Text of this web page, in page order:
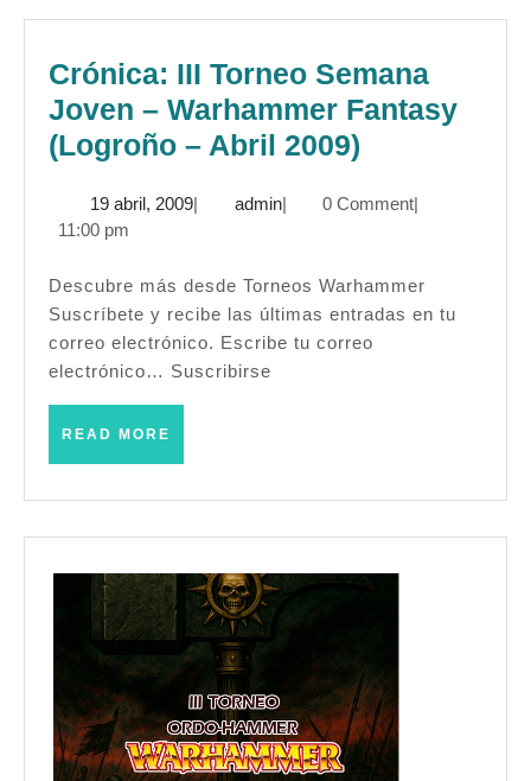
Crónica: III Torneo Semana
Joven – Warhammer Fantasy
(Logroño – Abril 2009)
Torneo
Joven
–
Warhammer
Abril
2009)
19 abril, 200919
| adminadmin
| 0 Comment|
11:00 pm
Descubre más desde Torneos Warhammer
Suscríbete y recibe las últimas entradas en tu
correo electrónico. Escribe tu correo
electrónico… Suscribirse
READ MORE